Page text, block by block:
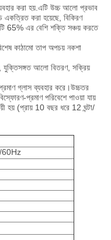
করা হয়.এটি উচ্চ আলো প্রভাব
একত্রিত করা হয়েছে, বিকিরণ
65% এর বেশি শক্তি সঞ্চয় করতে
কাঠামো তাপ অপচয় নকশা
যুক্তিসঙ্গত আলো বিতরণ, সক্রিয়
গ্লাস ব্যবহার করে।উচ্চতর
প্রমাণ পরিবেশে পাওয়া যায়
হয় (প্রায় 10 বছর ধরে 12 ঘন্টা/